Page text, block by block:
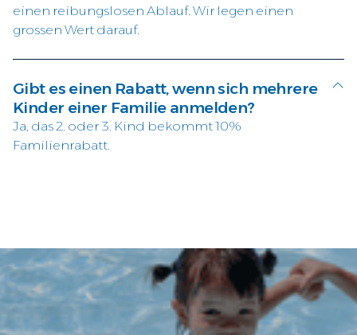
einen reibungslosen Ablauf. Wir legen einen
grossen Wert darauf.
Gibt es einen Rabatt, wenn sich mehrere
Kinder einer Familie anmelden?
Ja, das 2. oder 3. Kind bekommt 10%
Familienrabatt.